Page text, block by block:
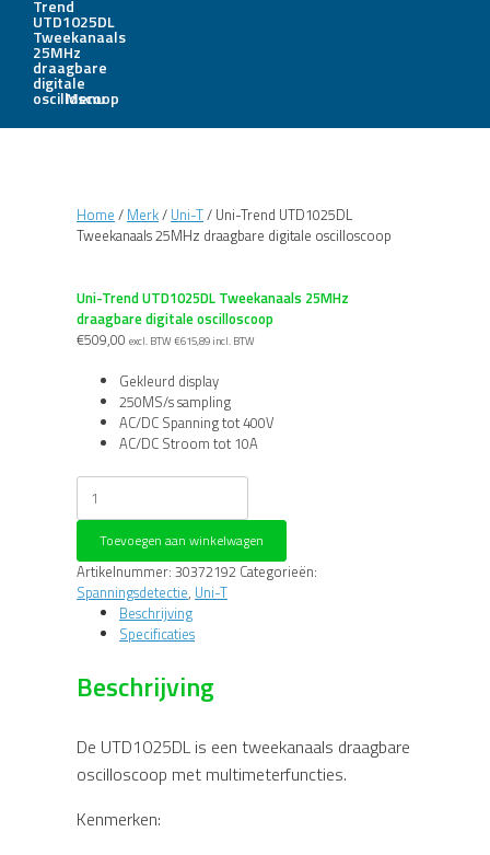
Menu
Home / Merk/ Uni-T/ Uni-Trend UTD1025DL
Tweekanaals 25MHz draagbare digitale oscilloscoop
Uni-Trend UTD1025DL Tweekanaals 25MHz
draagbare digitale oscilloscoop
€509,00 excl. BTW €615,89 incl. BTW
Gekleurd display
250MS/s sampling
AC/DC Spanning tot 400V
AC/DC Stroom tot 10A
Uni-
Trend
UTD1025DL
Tweekanaals
25MHz
draagbare
digitale
oscilloscoop
Toevoegen aan winkelwagen
Artikelnummer: 30372192 Categorieën:
Spanningsdetectie, Uni-T
Beschrijving
Specificaties
Beschrijving
De UTD1025DL is een tweekanaals draagbare
oscilloscoop met multimeterfuncties.
Kenmerken: